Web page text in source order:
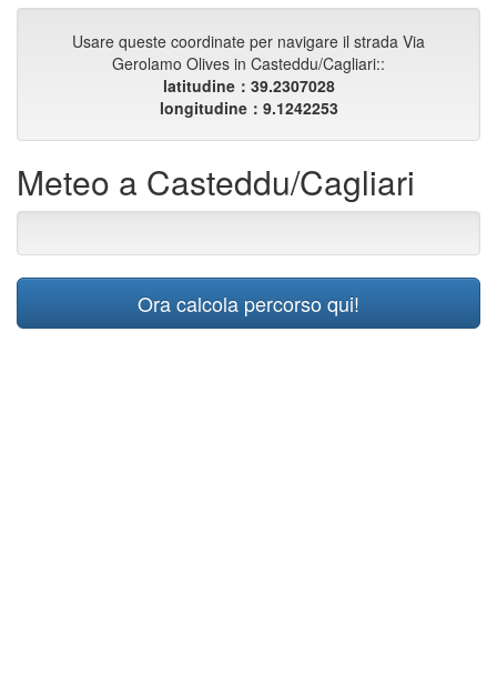
Usare queste coordinate per navigare il strada Via
Gerolamo Olives in Casteddu/Cagliari::
latitudine：39.2307028
longitudine：9.1242253
Meteo a Casteddu/Cagliari
Ora calcola percorso qui!